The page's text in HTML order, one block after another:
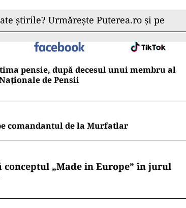
știrile? Urmărește Puterea.ro și pe
pensie, după decesul unui membru al
de Pensii
comandantul de la Murfatlar
conceptul „Made in Europe” în jurul